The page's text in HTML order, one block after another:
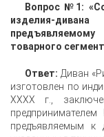
Вопрос №1:
изделия-
товарного
Ответ: Диван
изготовлен по
ХХХХ г.,
предъявляемым к